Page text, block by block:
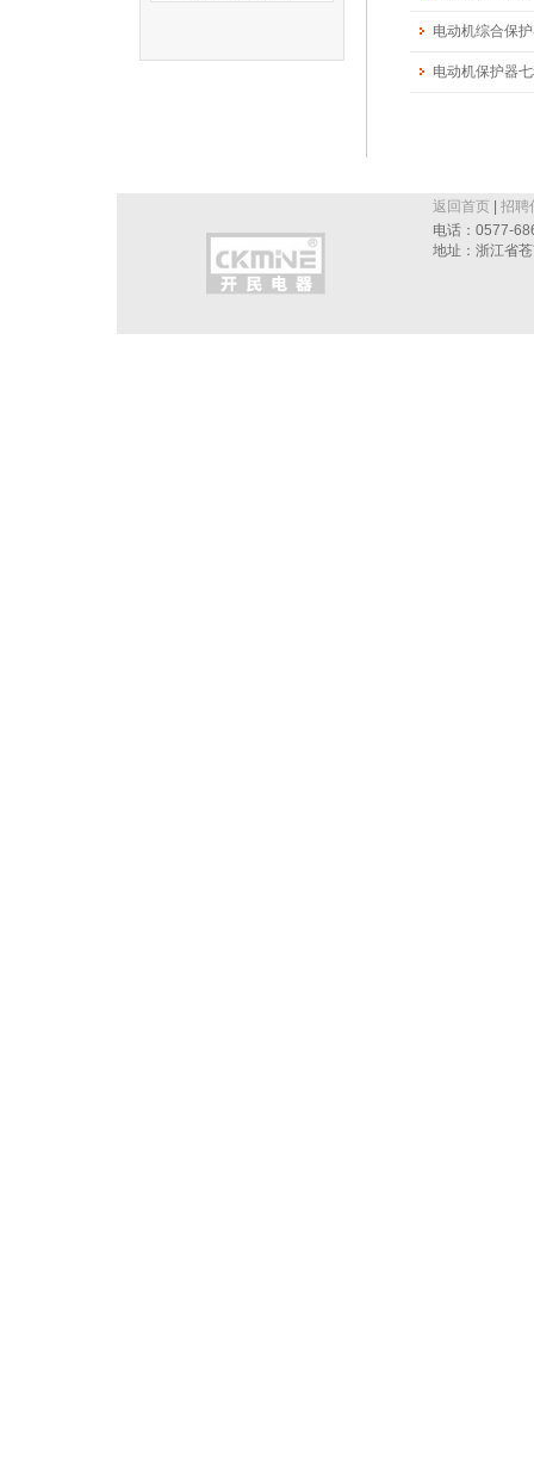
电动机综合保
电动机保护器
返回首页
招聘
电话：0577-
地址：浙江省